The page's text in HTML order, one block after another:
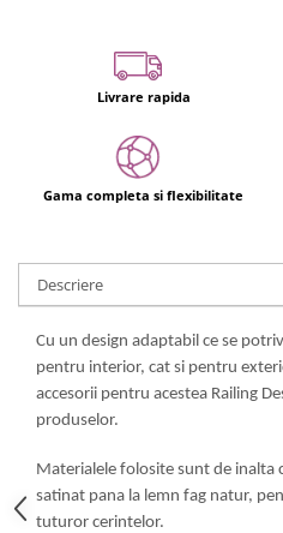
Livrare rapida
Gama completa si flexibilitate
Descriere
Cu un design adaptabil ce se
pentru interior, cat si pentru
accesorii pentru acestea Railing
produselor.
Materialele folosite sunt de inalta
satinat pana la lemn fag natur,
tuturor cerintelor.